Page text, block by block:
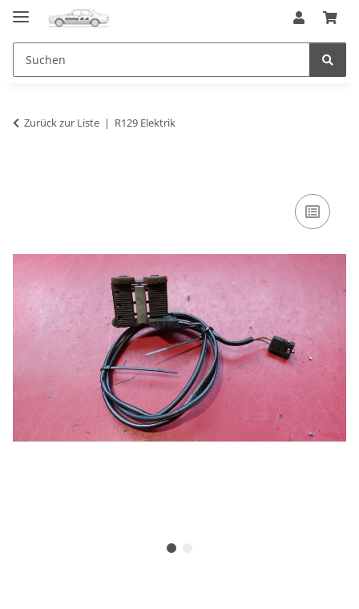
Zurück zur Liste R129 Elektrik